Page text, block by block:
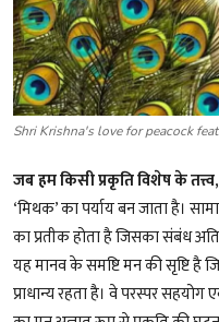
शायरी
ग़ज़ल
Shri Krishna's love for peacock
जब हम किसी प्रकृति विशेष के तत्त्व,
‘मिथक’ का पर्याय बन जाता है।
का प्रतीक होता है जिसका संबंध
यह मानव के समष्टि मन की सृष्टि है
प्राधान्य रहता है। वे परस्पर